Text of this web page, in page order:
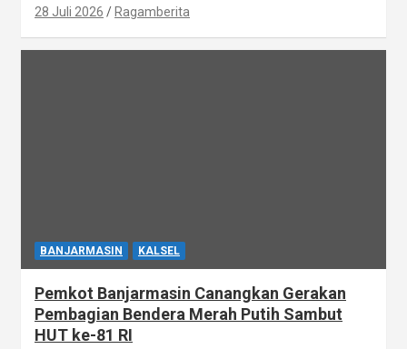
28 Juli 2026 Ragamberita
BANJARMASIN KALSEL
Pemkot Banjarmasin Canangkan Gerakan
Pembagian Bendera Merah Putih Sambut
HUT ke-81 RI